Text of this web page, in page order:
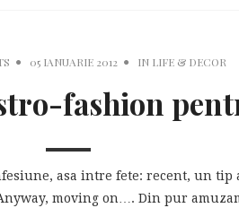
05 IANUARIE 2012 IN LIFE & DECOR
fashion
asa intre fete: recent, un
moving on…. Din pur